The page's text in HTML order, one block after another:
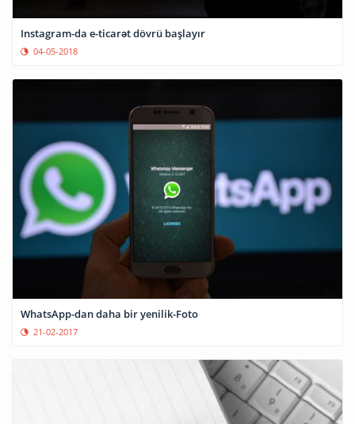
Instagram-da e-ticarət dövrü başlayır
04-05-2018
WhatsApp-dan daha bir yenilik-Foto
21-02-2017